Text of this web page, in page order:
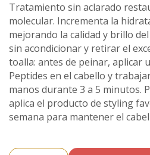
Tratamiento sin aclarado
molecular. Incrementa la
mejorando la calidad y brillo
sin acondicionar y retirar el
toalla: antes de peinar, aplicar
Peptides en el cabello y
manos durante 3 a 5 minutos.
aplica el producto de styling
semana para mantener el